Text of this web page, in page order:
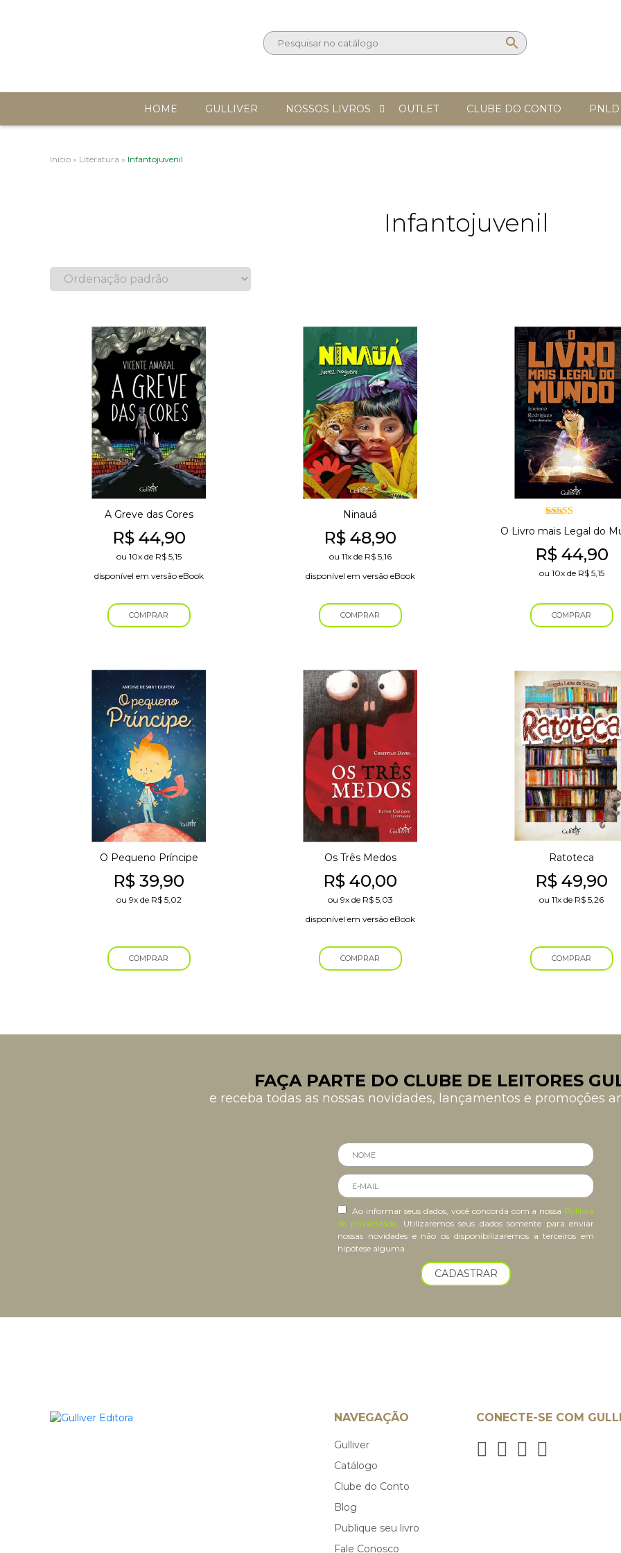
HOME GULLIVER NOSSOS LIVROS OUTLET CLUBE DO CONTO PNLD
Início » Literatura » Infantojuvenil
Infantojuvenil
A Greve das Cores
R$44,90
ou 10xde R$5,15
disponível em versão eBook
COMPRAR
Ninauá
R$ 48,90
ou 11xde R$5,16
disponível em versão eBook
COMPRAR
Avaliação
5.00de 5
O Livro mais Legal do
R$44,90
ou 10xde R$5,15
COMPRAR
O Pequeno Príncipe
R$ 39,90
ou 9xde R$5,02
COMPRAR
Os Três Medos
R$ 40,00
ou 9xde R$5,03
disponível em versão eBook
COMPRAR
Ratoteca
R$ 49,90
ou 11x de R$ 5,26
COMPRAR
FAÇA PARTE DO CLUBE DE LEITORES
e receba todas as nossas novidades, lançamentos e promoções
Ao informar seus dados, você concorda com a nossa Política
de privacidade. Utilizaremos seus dados somente para enviar
nossas novidades e não os disponibilizaremos a terceiros em
hipótese alguma.
CADASTRAR
NAVEGAÇÃO
Gulliver
Catálogo
Clube do Conto
Blog
Publique seu livro
Fale Conosco
CONECTE-SE COM